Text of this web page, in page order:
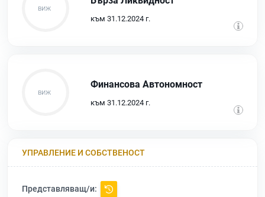
към 31.12.2024 г.
Финансова Автономност
към 31.12.2024 г.
УПРАВЛЕНИЕ И СОБСТВЕНОСТ
Представляващ/и: